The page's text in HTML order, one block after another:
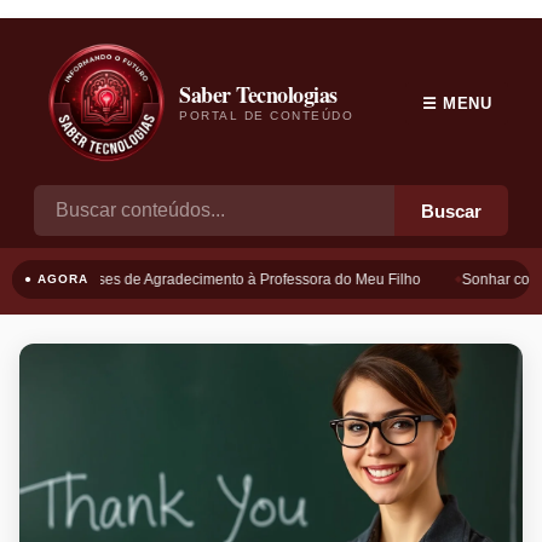
Saber Tecnologias
PORTAL DE CONTEÚDO
Buscar
☰ MENU
● AGORAFrases de Agradecimento à Professora do Meu Filho Sonhar com